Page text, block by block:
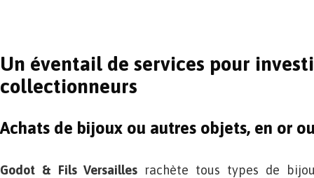
Un éventail de services pour
collectionneurs
Achats de bijoux ou autres objets, en or
Godot & Fils Versailles rachète tous types de